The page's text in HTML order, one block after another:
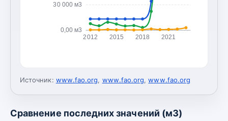
0,00 м3
30 000 м3
2012 2015 2018 2021
Источник: www.fao.org, www.fao.org,www.fao.org
Сравнение последних значений (м3)